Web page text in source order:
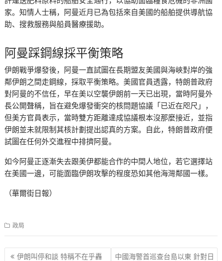
家。知情人士稱，阿曼近月已為包括來自美國的船舶提供導航協
助、搜救服務與船員醫療援助。
阿曼踩鋼線採平衡策略
伊朗戰爭爆發後，阿曼一直試圖在長期盟友美國與海峽對岸的強
鄰伊朗之間走鋼線，採取平衡策略。美國官員透露，特朗普政府
對阿曼的不信任，早在美以空襲伊朗前一天已出現，當時阿曼外
長公開聲稱，旨在避免爆發衝突的核問題協議「已近在咫尺」，
但美方官員表示，當時雙方距離達成協議根本沒那麼接近，並指
伊朗並未就限制其核計劃提出認真的方案。自此，特朗普政府便
試圖在任何外交進程中排擠阿曼。
如今阿曼正逐漸失去跟美伊都能合作的中間人地位，若它選擇站
在美國一邊，可能面臨伊朗攻擊的程度恐如其他海灣鄰國一樣。
（華爾街日報）
政局
文 伊朗叫停和談 特稱不在乎轟
中國海警首巡查台島以東 針對日